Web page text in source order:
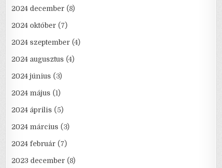
2024 december (8)
2024 október (7)
2024 szeptember (4)
2024 augusztus (4)
2024 június (3)
2024 május (1)
2024 április (5)
2024 március (3)
2024 február (7)
2023 december (8)